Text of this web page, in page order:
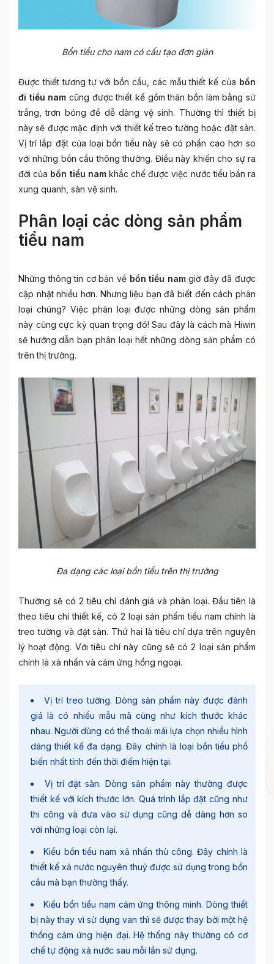
Bồn tiểu cho nam có cấu tạo đơn giản
Được thiết tương tự với bồn cầu, các mẫu thiết kế của bồn
đi tiểu nam cũng được thiết kế gồm thân bồn làm bằng sứ
trắng, trơn bóng để dễ dàng vệ sinh. Thường thì thiết bị
này sẽ được mặc định với thiết kế treo tường hoặc đặt sàn.
Vị trí lắp đặt của loại bồn tiểu này sẽ có phần cao hơn so
với những bồn cầu thông thường. Điều này khiến cho sự ra
đời của bồn tiểu nam khắc chế được việc nước tiểu bắn ra
xung quanh, sàn vệ sinh.
Phân loại các dòng sản phẩm
tiểu nam
Những thông tin cơ bản về bồn tiểu namgiờ đây đã được
cập nhật nhiều hơn. Nhưng liệu bạn đã biết đến cách phân
loại chúng? Việc phân loại được những dòng sản phẩm
này cũng cực kỳ quan trọng đó! Sau đây là cách mà Hiwin
sẽ hướng dẫn bạn phân loại hết những dòng sản phẩm có
trên thị trường.
Đa dạng các loại bồn tiểu trên thị trường
Thường sẽ có 2 tiêu chí đánh giá và phân loại. Đầu tiên là
theo tiêu chí thiết kế, có 2 loại sản phẩm tiểu nam chính là
treo tường và đặt sàn. Thứ hai là tiêu chí dựa trên nguyên
lý hoạt động. Với tiêu chí này cũng sẽ có 2 loại sản phẩm
chính là xả nhấn và cảm ứng hồng ngoại.
Vị trí treo tường. Dòng sản phẩm này được đánh
giá là có nhiều mẫu mã cũng như kích thước khác
nhau. Người dùng có thể thoải mái lựa chọn nhiều hình
dáng thiết kế đa dạng. Đây chính là loại bồn tiểu phổ
biến nhất tính đến thời điểm hiện tại.
Vị trí đặt sàn. Dòng sản phẩm này thường được
thiết kế với kích thước lớn. Quá trình lắp đặt cũng như
thi công và đưa vào sử dụng cũng dễ dàng hơn so
với những loại còn lại.
Kiểu bồn tiểu nam xả nhấn thủ công. Đây chính là
thiết kế xả nước nguyên thuỷ được sử dụng trong bồn
cầu mà bạn thường thấy.
Kiểu bồn tiểu nam cảm ứng thông minh. Dòng thiết
bị này thay vì sử dụng van thì sẽ được thay bởi một hệ
thống cảm ứng hiện đại. Hệ thống này thường có cơ
chế tự động xả nước sau mỗi lần sử dụng.